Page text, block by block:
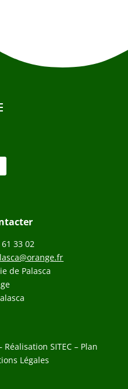
33 02
de Palasca
Réalisation SITEC– Plan
Légales